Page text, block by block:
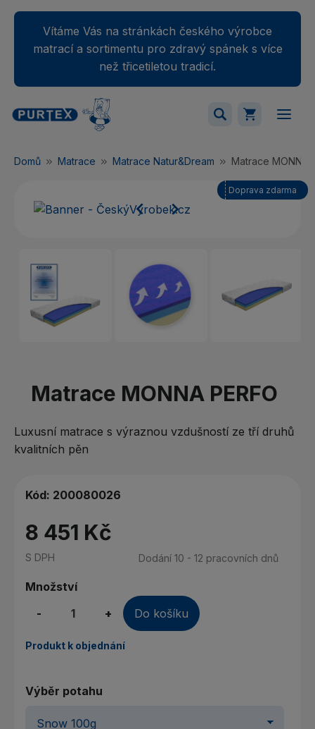
Vítáme Vás na stránkách českého výrobce
matrací a sortimentu pro zdravý spánek s více
než třicetiletou tradicí.
Váš nákupný košík je momentálne prázdny.
Domů Matrace Matrace Natur&Dream Matrace MONNA
 
Doprava zdarma
Matrace MONNA PERFO
Luxusní matrace s výraznou vzdušností ze tří druhů
kvalitních pěn
Kód: 200080026
8 451 Kč
S DPH Dodání 10 - 12 pracovních dnů
Množství
-
+ Do košíku
Produkt k objednání
Výběr potahu